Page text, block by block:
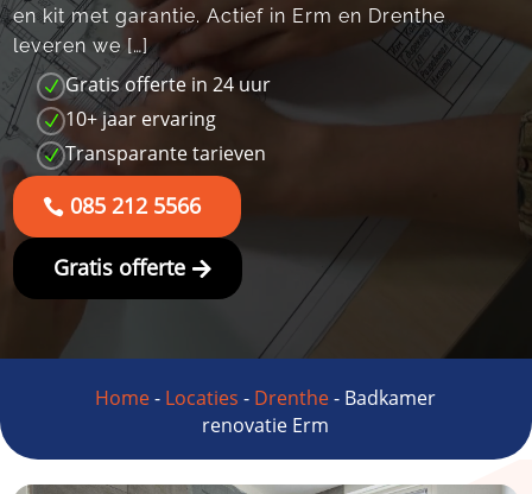
en kit met garantie. Actief in Erm en Drenthe
leveren we […]
N Gratis offerte in 24 uur
N 10+ jaar ervaring
N Transparante tarieven
085 212 5566
Gratis offerte
Home- Locaties - Drenthe- Badkamer
renovatie Erm